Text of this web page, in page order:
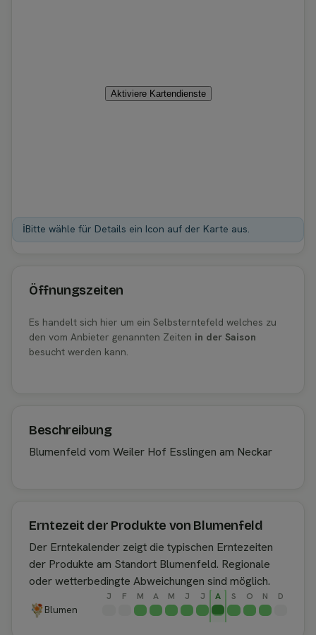
Aktiviere Kartendienste
ℹ️Bitte wähle für Details ein Icon auf der Karte aus.
Öffnungszeiten
Es handelt sich hier um ein Selbsterntefeld welches zu
den vom Anbieter genannten Zeiten in der Saison
besucht werden kann.
Beschreibung
Blumenfeld vom Weiler Hof Esslingen am Neckar
Erntezeit der Produkte von Blumenfeld
Der Erntekalender zeigt die typischen Erntezeiten
der Produkte am Standort Blumenfeld. Regionale
oder wetterbedingte Abweichungen sind möglich.
J F M A M J J A S O N D
Blumen